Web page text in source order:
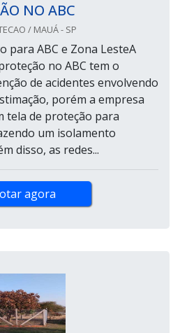
NO ABC
/ MAUÁ - SP
para ABC e Zona LesteA
no ABC tem o
de acidentes envolvendo
porém a empresa
tela de proteção para
um isolamento
disso, as redes...
agora